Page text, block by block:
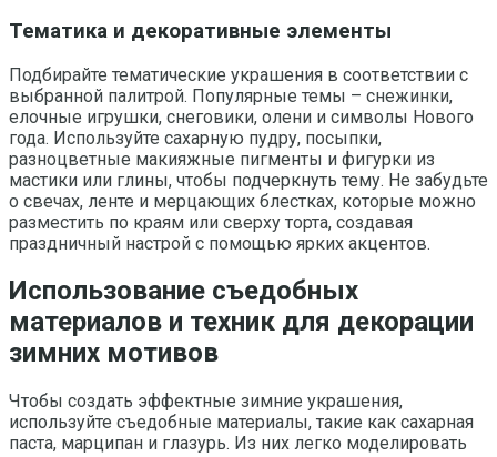
Тематика и декоративные элементы
Подбирайте тематические украшения в соответствии с
выбранной палитрой. Популярные темы – снежинки,
елочные игрушки, снеговики, олени и символы Нового
года. Используйте сахарную пудру, посыпки,
разноцветные макияжные пигменты и фигурки из
мастики или глины, чтобы подчеркнуть тему. Не забудьте
о свечах, ленте и мерцающих блестках, которые можно
разместить по краям или сверху торта, создавая
праздничный настрой с помощью ярких акцентов.
Использование съедобных
материалов и техник для декорации
зимних мотивов
Чтобы создать эффектные зимние украшения,
используйте съедобные материалы, такие как сахарная
паста, марципан и глазурь. Из них легко моделировать